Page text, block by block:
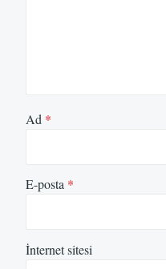
Ad *
E-posta *
İnternet sitesi